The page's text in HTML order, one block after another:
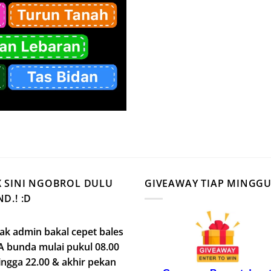
SINI NGOBROL DULU
:D
admin bakal cepet bales
bunda mulai pukul 08.00
22.00 & akhir pekan
GIVEAWAY TIAP MINGGU